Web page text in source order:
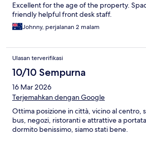
Excellent for the age of the property.
friendly helpful front desk staff.
Johnny, perjalanan 2 malam
Ulasan terverifikasi
10/10 Sempurna
16 Mar 2026
Terjemahkan dengan Google
Ottima posizione in città, vicino al centro,
bus, negozi, ristoranti e attrattive a
dormito benissimo, siamo stati bene.